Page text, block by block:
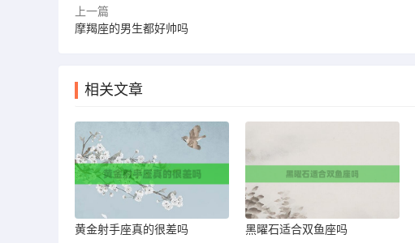
上一篇
摩羯座的男生都好帅吗
相关文章
黄金射手座真的很差吗 黑曜石适合双鱼座吗